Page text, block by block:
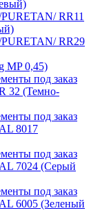
RR11
PURETAN/ RR29
MP 0,45)
под заказ
32 (Темно-
под заказ
8017
под заказ
7024 (Серый
под заказ
6005 (Зеленый